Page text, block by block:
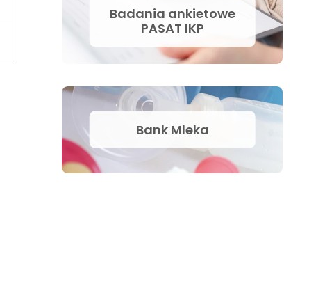
Badania ankietowe
PASAT IKP
Bank Mleka